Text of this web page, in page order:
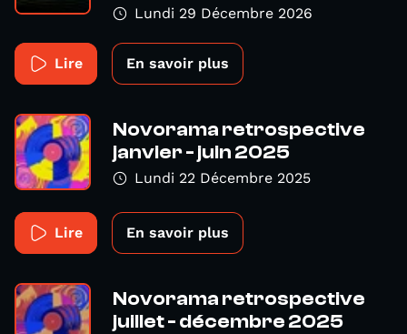
Lundi 29 Décembre 2026
Lire En savoir plus
Novorama retrospective
janvier - juin 2025
Lundi 22 Décembre 2025
Lire En savoir plus
Novorama retrospective
juillet - décembre 2025